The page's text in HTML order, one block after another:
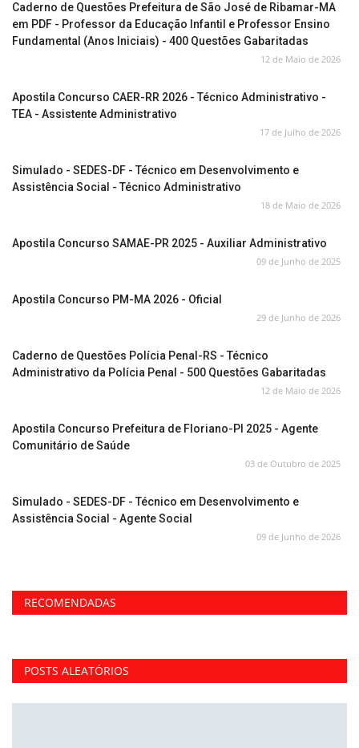
Caderno de Questões Prefeitura de São José de Ribamar-MA
em PDF - Professor da Educação Infantil e Professor Ensino
Fundamental (Anos Iniciais) - 400 Questões Gabaritadas
12 de Maio de 2026
Apostila Concurso CAER-RR 2026 - Técnico Administrativo -
TEA - Assistente Administrativo
17 de Julho de 2026
Simulado - SEDES-DF - Técnico em Desenvolvimento e
Assistência Social - Técnico Administrativo
18 de Maio de 2026
Apostila Concurso SAMAE-PR 2025 - Auxiliar Administrativo
09 de Junho de 2025
Apostila Concurso PM-MA 2026 - Oficial
29 de Junho de 2026
Caderno de Questões Polícia Penal-RS - Técnico
Administrativo da Polícia Penal - 500 Questões Gabaritadas
12 de Maio de 2026
Apostila Concurso Prefeitura de Floriano-PI 2025 - Agente
Comunitário de Saúde
03 de Outubro de 2025
Simulado - SEDES-DF - Técnico em Desenvolvimento e
Assistência Social - Agente Social
09 de Junho de 2026
RECOMENDADAS
POSTS ALEATÓRIOS